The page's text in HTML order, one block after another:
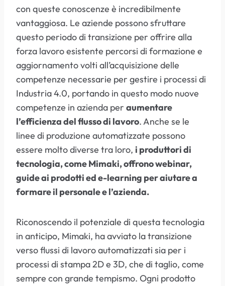
con queste conoscenze è incredibilmente
vantaggiosa. Le aziende possono sfruttare
questo periodo di transizione per offrire alla
forza lavoro esistente percorsi di formazione e
aggiornamento volti all’acquisizione delle
competenze necessarie per gestire i processi di
Industria 4.0, portando in questo modo nuove
competenze in azienda per aumentare
l’efficienza del flusso di lavoro. Anche se le
linee di produzione automatizzate possono
essere molto diverse tra loro, i produttori di
tecnologia, come Mimaki, offrono webinar,
guide ai prodotti ed e-learning per aiutare a
formare il personale e l’azienda.
Riconoscendo il potenziale di questa tecnologia
in anticipo, Mimaki, ha avviato la transizione
verso flussi di lavoro automatizzati sia per i
processi di stampa 2D e 3D, che di taglio, come
sempre con grande tempismo. Ogni prodotto